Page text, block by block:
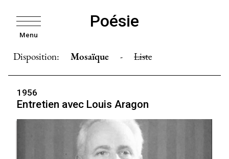
Menu
Poésie
Disposition: Mosaïque - Liste
1956
Entretien avec Louis Aragon